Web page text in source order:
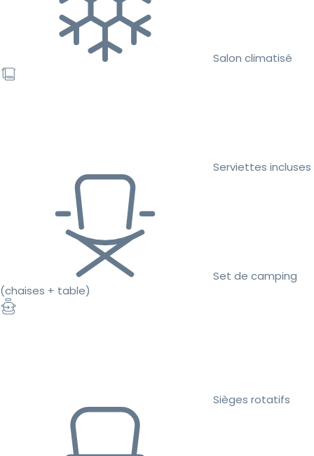
Salon climatisé
Serviettes incluses
Set de camping
(chaises + table)
Sièges rotatifs